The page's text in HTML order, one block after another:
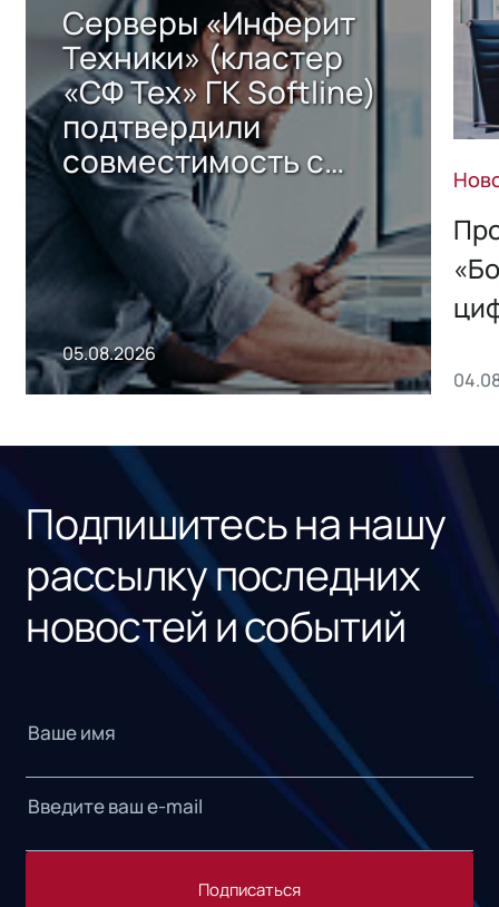
Серверы «Инферит
Техники» (кластер
«СФ Тех» ГК Softline)
подтвердили
совместимость с
решением Sharx
Storage 2.x для
хранения данных
05.08.2026
Подпишитесь на нашу
рассылку последних
новостей и событий
Подписаться